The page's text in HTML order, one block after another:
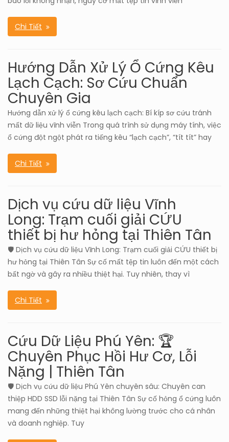
Chi Tiết
Hướng Dẫn Xử Lý Ổ Cứng Kêu
Lạch Cạch: Sơ Cứu Chuẩn
Chuyên Gia
Hướng dẫn xử lý ổ cứng kêu lạch cạch: Bí kíp sơ cứu tránh
mất dữ liệu vĩnh viễn Trong quá trình sử dụng máy tính, việc
ổ cứng đột ngột phát ra tiếng kêu “lạch cạch”, “tít tít” hay
Chi Tiết
Dịch vụ cứu dữ liệu Vĩnh
Long: Trạm cuối giải CỨU
thiết bị hư hỏng tại Thiên Tân
🛡️ Dịch vụ cứu dữ liệu Vĩnh Long: Trạm cuối giải CỨU thiết bị
hư hỏng tại Thiên Tân Sự cố mất tệp tin luôn đến một cách
bất ngờ và gây ra nhiều thiệt hại. Tuy nhiên, thay vì
Chi Tiết
Cứu Dữ Liệu Phú Yên: 🏆
Chuyên Phục Hồi Hư Cơ, Lỗi
Nặng | Thiên Tân
🛡️ Dịch vụ cứu dữ liệu Phú Yên chuyên sâu: Chuyên can
thiệp HDD SSD lỗi nặng tại Thiên Tân Sự cố hỏng ổ cứng luôn
mang đến những thiệt hại không lường trước cho cá nhân
và doanh nghiệp. Tuy